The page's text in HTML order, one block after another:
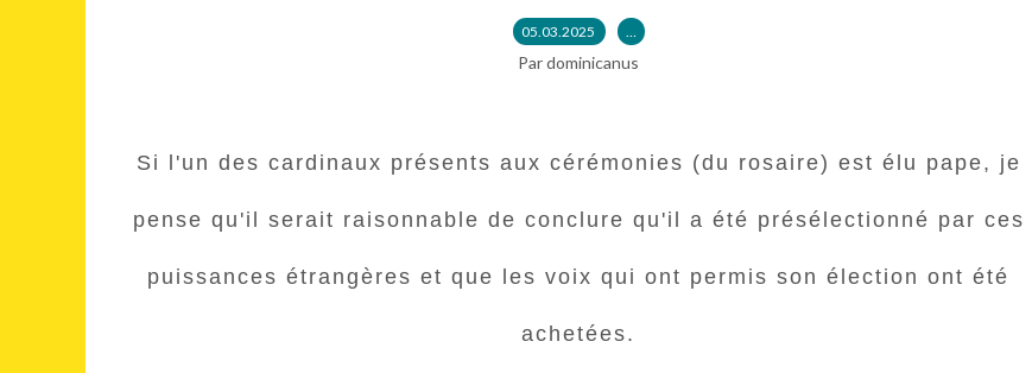
05.03.2025 …
Par dominicanus
Si l'un des cardinaux présents aux cérémonies (du rosaire) est élu pape, je
pense qu'il serait raisonnable de conclure qu'il a été présélectionné par ces
puissances étrangères et que les voix qui ont permis son élection ont été
achetées.